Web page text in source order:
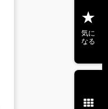
気に
なる